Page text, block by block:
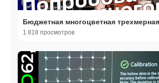
Бюджетная многоцветная
1 818 просмотров